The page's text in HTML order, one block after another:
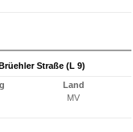
Straße (L 9)
Land
MV